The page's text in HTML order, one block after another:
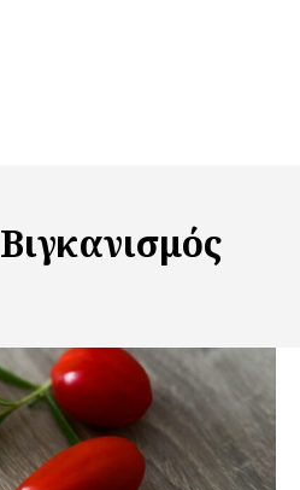
Βιγκανισμός